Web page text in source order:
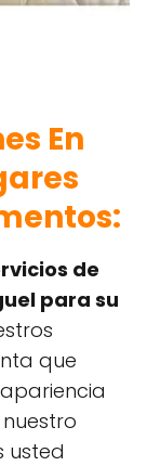
En
de
para su
que
usted